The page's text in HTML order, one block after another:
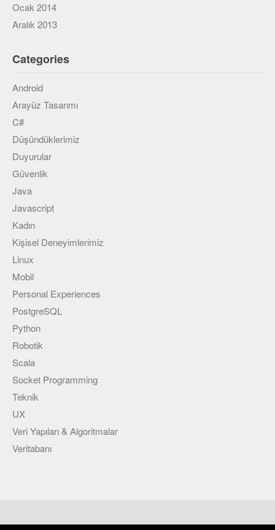
Ocak 2014
Aralık 2013
Categories
Android
Arayüz Tasarımı
C#
Düşündüklerimiz
Duyurular
Güvenlik
Java
Javascript
Kadın
Kişisel Deneyimlerimiz
Linux
Mobil
Personal Experiences
PostgreSQL
Python
Robotik
Scala
Socket Programming
Teknik
UX
Veri Yapıları & Algoritmalar
Veritabanı